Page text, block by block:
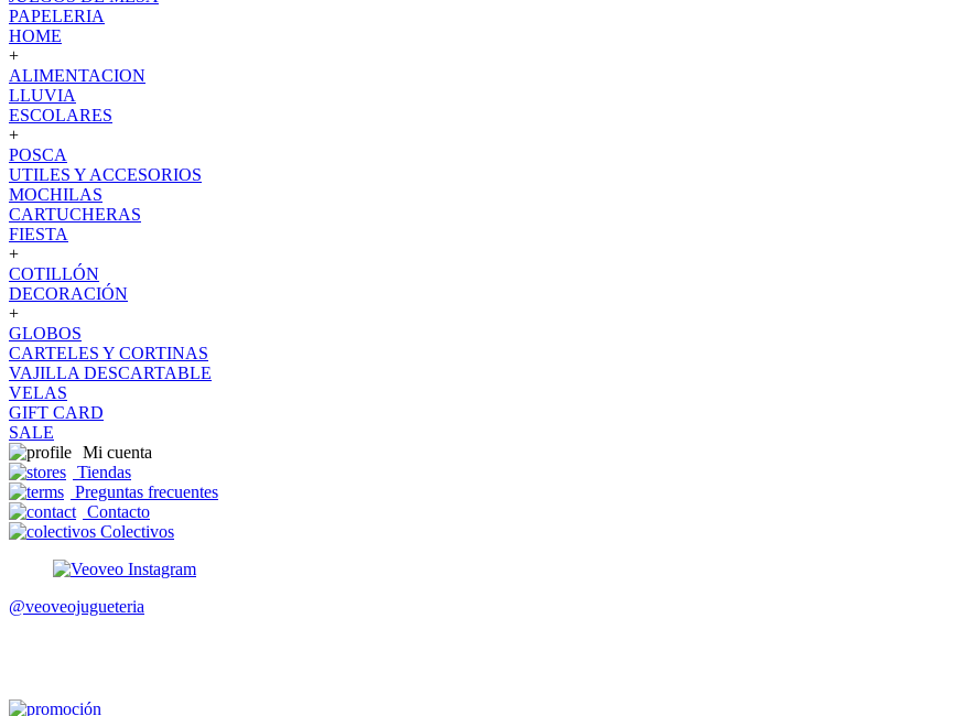
PAPELERIA
HOME
+
ALIMENTACION
LLUVIA
ESCOLARES
+
POSCA
UTILES Y ACCESORIOS
MOCHILAS
CARTUCHERAS
FIESTA
+
COTILLÓN
DECORACIÓN
+
GLOBOS
CARTELES Y CORTINAS
VAJILLA DESCARTABLE
VELAS
GIFT CARD
SALE
Mi cuenta
Tiendas
Preguntas frecuentes
Contacto
Colectivos
@veoveojugueteria